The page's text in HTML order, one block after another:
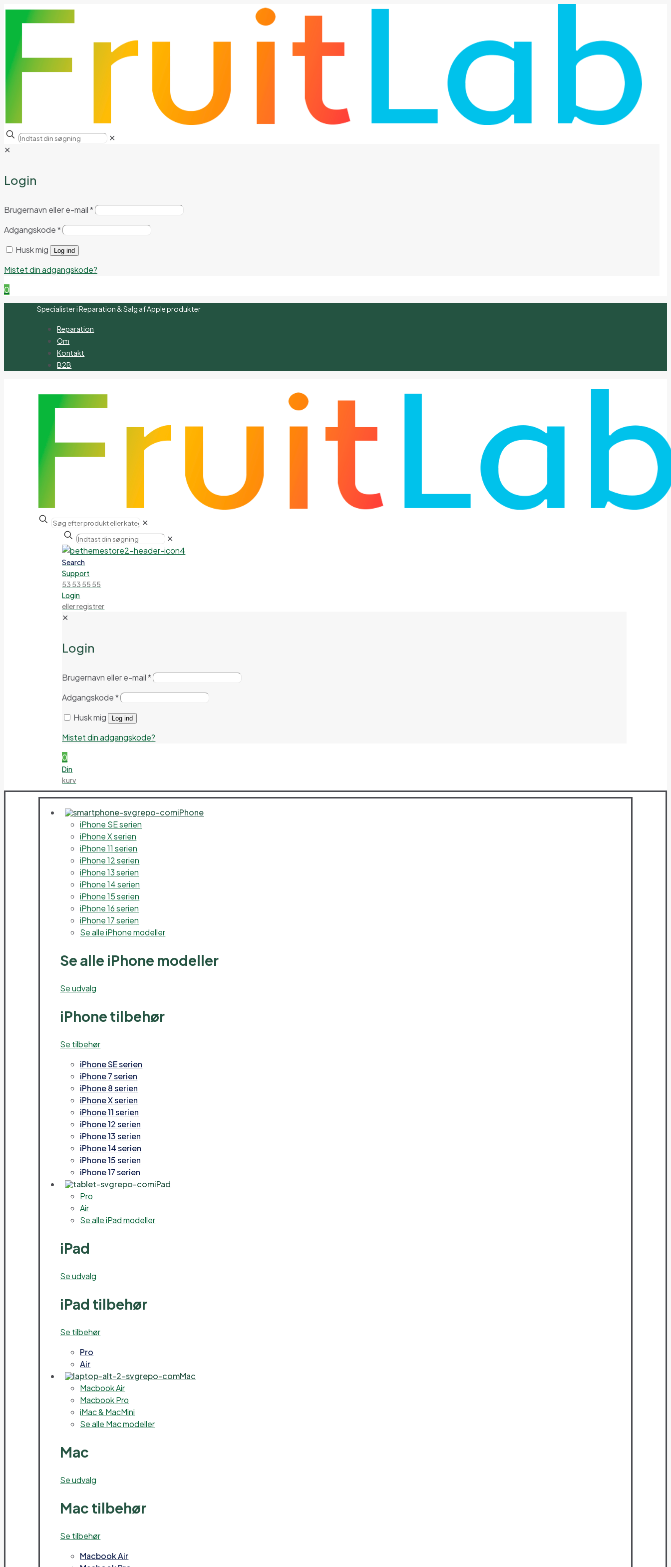
✕
✕
Login
Brugernavn eller e-mail*
Adgangskode*
Husk mig
Log ind
Mistet din adgangskode?
0
Specialister i Reparation & Salg af Apple produkter
Reparation
Om
Kontakt
B2B
✕
✕
Search
Support
53 53 55 55
Login
eller registrer
✕
Login
Brugernavn eller e-mail*
Adgangskode*
Husk mig
Log ind
Mistet din adgangskode?
0
Din
kurv
iPhone
iPhone SE serien
iPhone X serien
iPhone 11 serien
iPhone 12 serien
iPhone 13 serien
iPhone 14 serien
iPhone 15 serien
iPhone 16 serien
iPhone 17 serien
Se alle iPhone modeller
Se alle iPhone modeller
Se udvalg
iPhone tilbehør
Se tilbehør
iPhone SE serien
iPhone 7 serien
iPhone 8 serien
iPhone X serien
iPhone 11 serien
iPhone 12 serien
iPhone 13 serien
iPhone 14 serien
iPhone 15 serien
iPhone 17 serien
iPad
Pro
Air
Se alle iPad modeller
iPad
Se udvalg
iPad tilbehør
Se tilbehør
Pro
Air
Mac
Macbook Air
Macbook Pro
iMac & MacMini
Se alle Mac modeller
Mac
Se udvalg
Mac tilbehør
Se tilbehør
Macbook Air